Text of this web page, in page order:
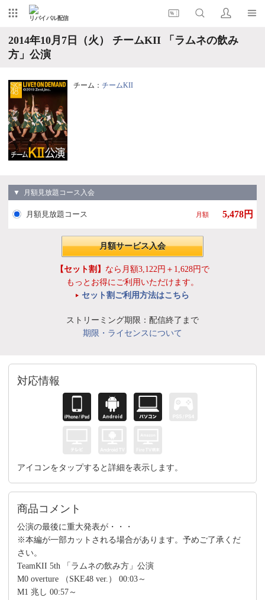
リバイバル配信
2014年10月7日（火） チームKII 「ラムネの飲み
方」公演
チーム： チームKII
▼ 月額見放題コース入会
月額見放題コース 月額 5,478円
月額サービス入会
【セット割】 なら月額3,122円＋1,628円で
もっとお得にご利用いただけます。
セット割ご利用方法はこちら
ストリーミング期限：配信終了まで
期限・ライセンスについて
対応情報
アイコンをタップすると詳細を表示します。
商品コメント
公演の最後に重大発表が・・・
※本編が一部カットされる場合があります。予めご了承くだ
さい。
TeamKII 5th 「ラムネの飲み方」公演
M0 overture （SKE48 ver.） 00:03～
M1 兆し 00:57～